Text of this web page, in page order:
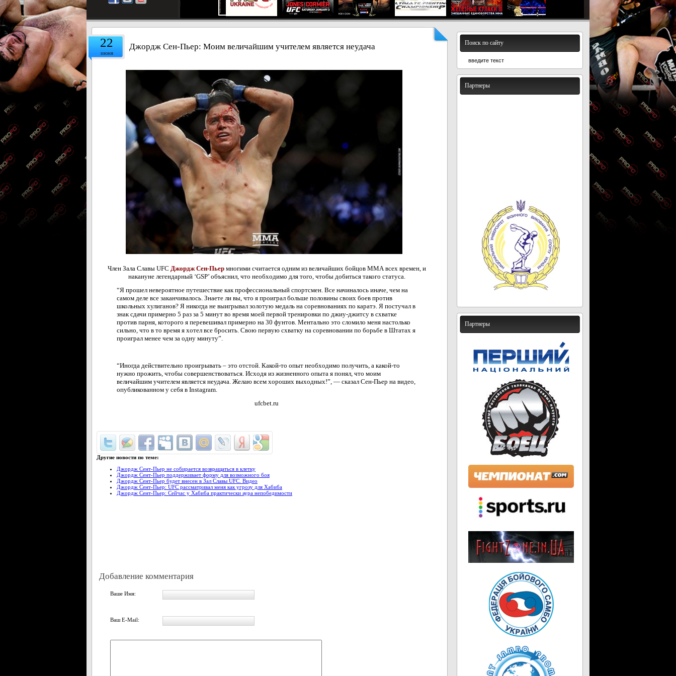
22
июня
Джордж Сен-Пьер: Моим величайшим учителем является неудача
Член Зала Славы UFC Джордж Сен-Пьермногими считается одним из величайших бойцов ММА всех времен, и
накануне легендарный ‘GSP’ объяснил, что необходимо для того, чтобы добиться такого статуса.
“Я прошел невероятное путешествие как профессиональный спортсмен. Все начиналось иначе, чем на
самом деле все заканчивалось. Знаете ли вы, что я проиграл больше половины своих боев против
школьных хулиганов? Я никогда не выигрывал золотую медаль на соревнованиях по каратэ. Я постучал в
знак сдачи примерно 5 раз за 5 минут во время моей первой тренировки по джиу-джитсу в схватке
против парня, которого я перевешивал примерно на 30 фунтов. Ментально это сломило меня настолько
сильно, что в то время я хотел все бросить. Свою первую схватку на соревновании по борьбе в Штатах я
проиграл менее чем за одну минуту”.
“Иногда действительно проигрывать – это отстой. Какой-то опыт необходимо получить, а какой-то
нужно прожить, чтобы совершенствоваться. Исходя из жизненного опыта я понял, что моим
величайшим учителем является неудача. Желаю всем хороших выходных!”, — сказал Сен-Пьер на видео,
опубликованном у себя в Instagram.
ufcbet.ru
Другие новости по теме:
Джордж Сент-Пьер не собирается возвращаться в клетку
Джордж Сент-Пьер поддерживает форму для возможного боя
Джордж Сент-Пьер будет внесен в Зал Славы UFC. Видео
Джордж Сент-Пьер: UFC рассматривал меня как угрозу для Хабиба
Джордж Сент-Пьер: Сейчас у Хабиба практически аура непобедимости
Добавление комментария
Ваше Имя:
Ваш E-Mail:
Поиск по сайту
Партнеры
Партнеры